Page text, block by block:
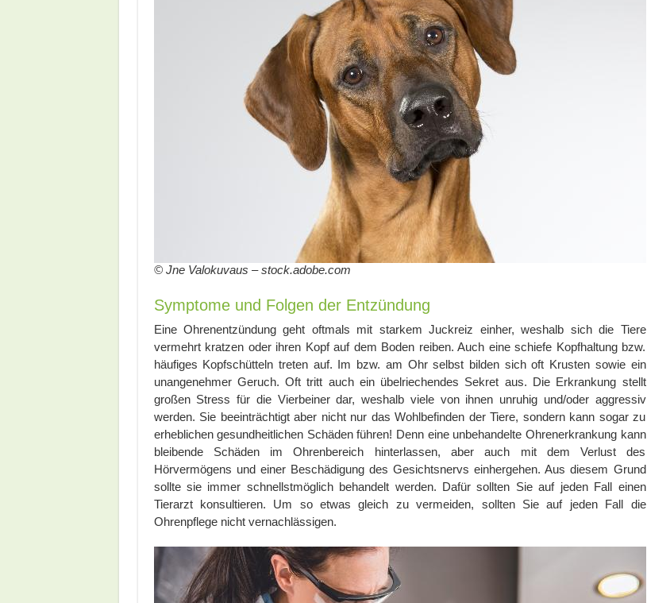
© Jne Valokuvaus – stock.adobe.com
Symptome und Folgen der Entzündung
Eine Ohrenentzündung geht oftmals mit starkem Juckreiz einher, weshalb sich die Tiere
vermehrt kratzen oder ihren Kopf auf dem Boden reiben. Auch eine schiefe Kopfhaltung bzw.
häufiges Kopfschütteln treten auf. Im bzw. am Ohr selbst bilden sich oft Krusten sowie ein
unangenehmer Geruch. Oft tritt auch ein übelriechendes Sekret aus. Die Erkrankung stellt
großen Stress für die Vierbeiner dar, weshalb viele von ihnen unruhig und/oder aggressiv
werden. Sie beeinträchtigt aber nicht nur das Wohlbefinden der Tiere, sondern kann sogar zu
erheblichen gesundheitlichen Schäden führen! Denn eine unbehandelte Ohrenerkrankung kann
bleibende Schäden im Ohrenbereich hinterlassen, aber auch mit dem Verlust des
Hörvermögens und einer Beschädigung des Gesichtsnervs einhergehen. Aus diesem Grund
sollte sie immer schnellstmöglich behandelt werden. Dafür sollten Sie auf jeden Fall einen
Tierarzt konsultieren. Um so etwas gleich zu vermeiden, sollten Sie auf jeden Fall die
Ohrenpflege nicht vernachlässigen.